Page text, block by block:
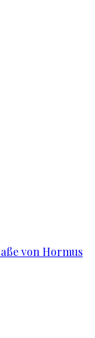
von Hormus